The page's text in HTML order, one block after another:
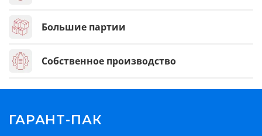
Большие партии
Собственное производство
ГАРАНТ-ПАК